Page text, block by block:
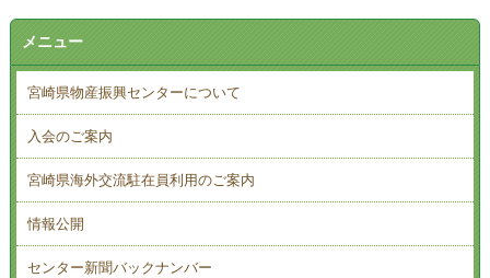
メニュー
宮崎県物産振興センターについて
入会のご案内
宮崎県海外交流駐在員利用のご案内
情報公開
センター新聞バックナンバー